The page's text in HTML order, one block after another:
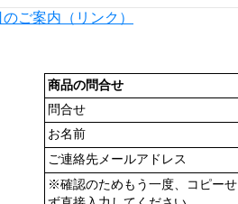
ご案内（リンク）
商品の問合せ
問合せ
お名前
ご連絡先メールアドレス
※確認のためもう一度、コピーせ